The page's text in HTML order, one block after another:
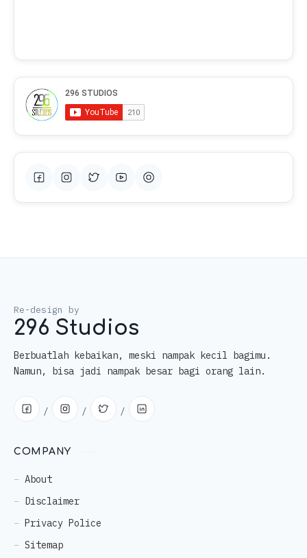
296 Studios
Berbuatlah kebaikan, meski nampak kecil bagimu.
Namun, bisa jadi nampak besar bagi orang lain.
COMPANY
About
Disclaimer
Privacy Police
Sitemap